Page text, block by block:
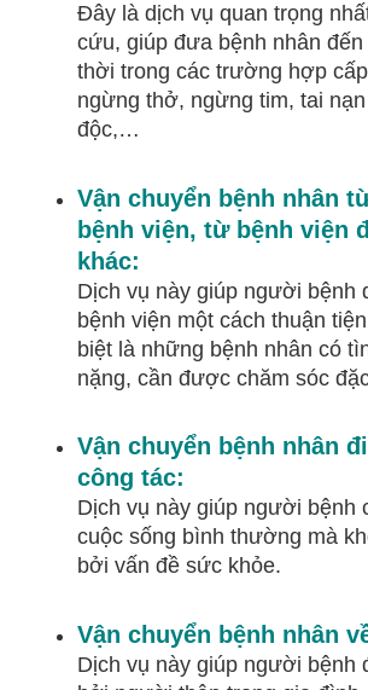
Đây là dịch vụ quan trọng
cứu, giúp đưa bệnh nhân
thời trong các trường hợp
ngừng thở, ngừng tim, tai
độc,…
Vận chuyển bệnh nhân
bệnh viện, từ bệnh viện
khác:
Dịch vụ này giúp người bệnh
bệnh viện một cách thuận
biệt là những bệnh nhân có
nặng, cần được chăm sóc
Vận chuyển bệnh nhân
công tác:
Dịch vụ này giúp người bệnh
cuộc sống bình thường mà
bởi vấn đề sức khỏe.
Vận chuyển bệnh nhân
Dịch vụ này giúp người bệnh